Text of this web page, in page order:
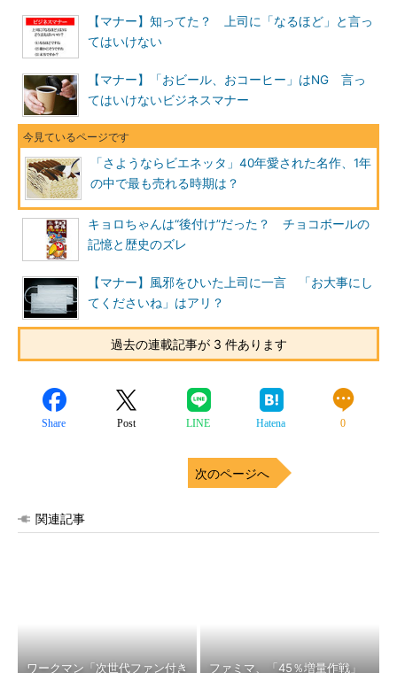
【マナー】知ってた？ 上司に「なるほど」と言っ
てはいけない
【マナー】「おビール、おコーヒー」はNG 言っ
てはいけないビジネスマナー
「さようならビエネッタ」40年愛された名作、1年
の中で最も売れる時期は？
キョロちゃんは“後付け”だった？ チョコボールの
記憶と歴史のズレ
【マナー】風邪をひいた上司に一言 「お大事にし
てくださいね」はアリ？
過去の連載記事が 3 件あります
Share Post LINE Hatena 0
次のページへ
関連記事
ワークマン「次世代ファン付き ファミマ、「45％増量作戦」